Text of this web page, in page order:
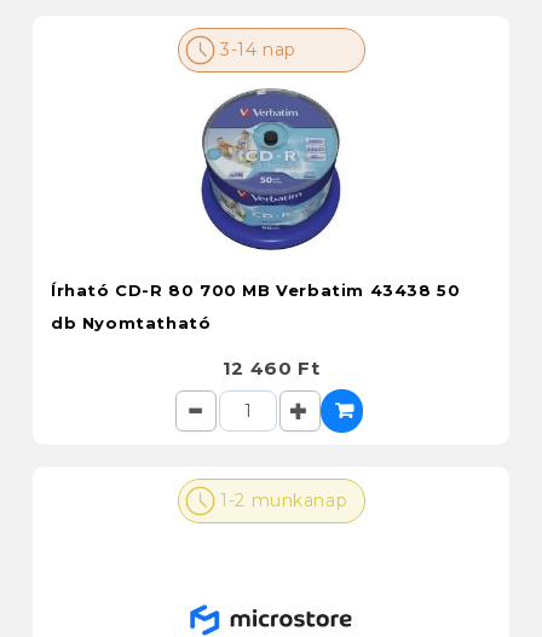
3-14 nap
Írható CD-R 80 700 MB Verbatim 43438 50
db Nyomtatható
12 460 Ft
1-2 munkanap